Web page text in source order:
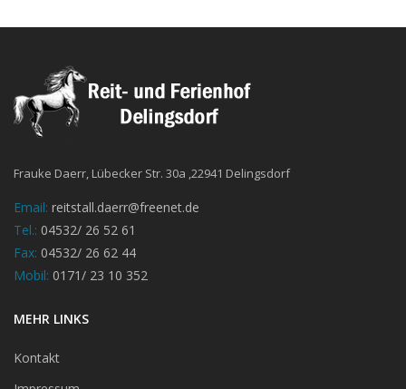
Frauke Daerr, Lübecker Str. 30a ,22941 Delingsdorf
Email: reitstall.daerr@freenet.de
Tel.: 04532/ 26 52 61
Fax: 04532/ 26 62 44
Mobil: 0171/ 23 10 352
MEHR LINKS
Kontakt